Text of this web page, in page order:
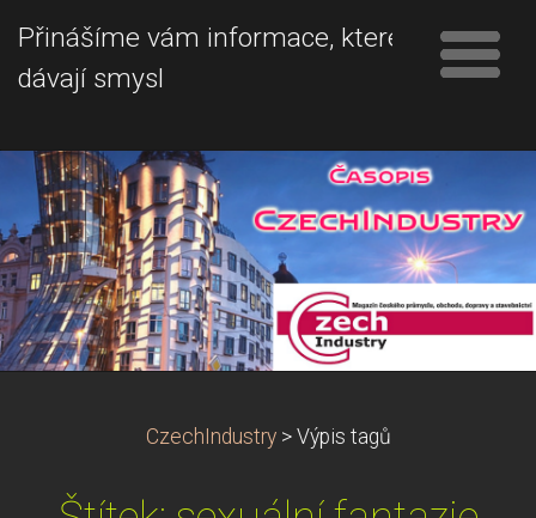
Přinášíme vám informace, které
dávají smysl
CzechIndustry > Výpis tagů